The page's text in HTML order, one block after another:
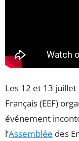
Les 12 et 13 juillet
Français (EEF)
événement
l’Assemblée des